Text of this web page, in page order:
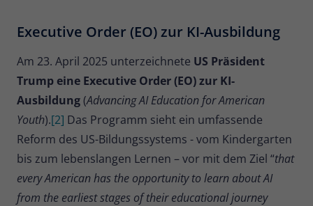
Executive Order (EO) zur KI-Ausbildung
Am 23. April 2025 unterzeichnete US Präsident
Trump eine Executive Order (EO) zur KI-
Ausbildung(Advancing AI Education for American
Youth).[2] Das Programm sieht ein umfassende
Reform des US-Bildungssystems - vom Kindergarten
bis zum lebenslangen Lernen – vor mit dem Ziel “that
every American has the opportunity to learn about AI
from the earliest stages of their educational journey
Anbieter Matomo
Laufzeit 30 Minuten
Zweck
Kurzlebige Cookies, die zur
vorübergehenden Speicherung von
Daten für den Besuch verwendet